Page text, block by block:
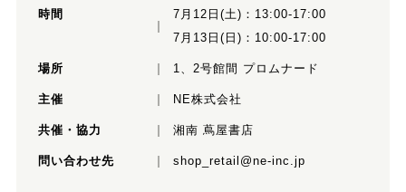
時間
7月12日(土)：13:00-17:00
7月13日(日)：10:00-17:00
場所 1、2号館間 プロムナード
主催 NE株式会社
共催・協力 湘南 蔦屋書店
問い合わせ先 shop_retail@ne-inc.jp